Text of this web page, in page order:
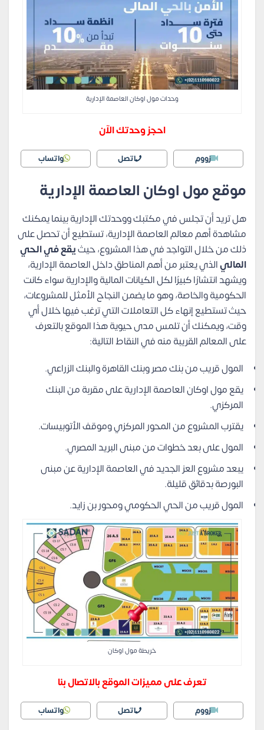
وحدات مول اوكان العاصمة الإدارية
احجز وحدتك الآن
زووم اتصل واتساب
موقع مول اوكان العاصمة الإدارية
هل تريد أن تجلس في مكتبك ووحدتك الإدارية بينما يمكنك
مشاهدة أهم معالم العاصمة الإدارية، تستطيع أن تحصل على
ذلك من خلال التواجد في هذا المشروع، حيثيقع في الحي
الماليالذي يعتبر من أهم المناطق داخل العاصمة الإدارية،
ويشهد انتشارًا كبيرًا لكل الكيانات المالية والإدارية سواء كانت
الحكومية والخاصة، وهو ما يضمن النجاح الأمثل للمشروعات،
حيث تستطيع إنهاء كل التعاملات التي ترغب فيها خلال أي
وقت، ويمكنك أن تلمس مدى حيوية هذا الموقع بالتعرف
على المعالم القريبة منه في النقاط التالية:
المول قريب من بنك مصر وبنك القاهرة والبنك الزراعي.
يقع مول اوكان العاصمة الإدارية على مقربة من البنك
المركزي.
يقترب المشروع من المحور المركزي وموقف الأتوبيسات.
المول على بعد خطوات من مبنى البريد المصري.
يبعد مشروع العز الجديد في العاصمة الإدارية عن مبنى
البورصة بدقائق قليلة.
المول قريب من الحي الحكومي ومحور بن زايد.
خريطة مول اوكان
تعرف على مميزات الموقع بالاتصال بنا
زووم اتصل واتساب